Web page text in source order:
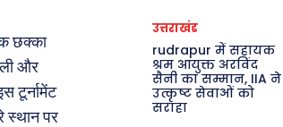
छक्का
और
टूर्नामेंट
स्थान पर
उत्तराखंड
rudrapur में सहायक
श्रम आयुक्त अरविंद
सैनी का सम्मान, IIA ने
उत्कृष्ट सेवाओं को
सराहा